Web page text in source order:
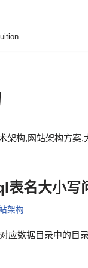
架构,网站架构方案,
名大小写
架构
应数据目录中的目